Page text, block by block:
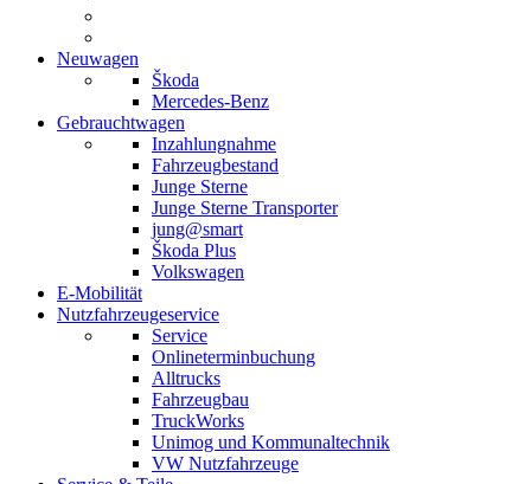
Neuwagen
Škoda
Mercedes-Benz
Gebrauchtwagen
Inzahlungnahme
Fahrzeugbestand
Junge Sterne
Junge Sterne Transporter
jung@smart
Škoda Plus
Volkswagen
E-Mobilität
Nutzfahrzeugeservice
Service
Onlineterminbuchung
Alltrucks
Fahrzeugbau
TruckWorks
Unimog und Kommunaltechnik
VW Nutzfahrzeuge